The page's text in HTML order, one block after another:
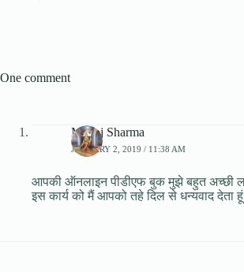
One comment
Manoj Sharma
JANUARY 2, 2019 / 11:38 AM
आपकी ऑनलाइन पीडीएफ बुक मुझे बहुत अच्छी
इस कार्य को मैं आपको तहे दिल से धन्यवाद देता हूं